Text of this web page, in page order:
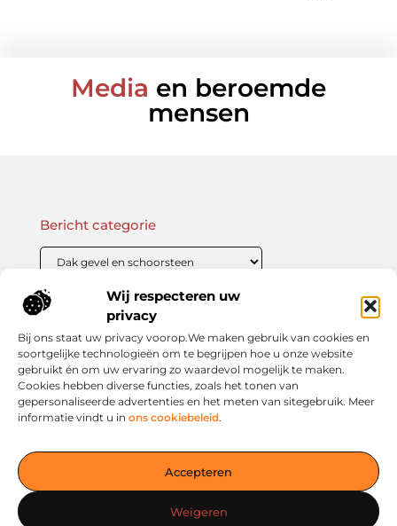
Wij respecteren uw
privacy
Bij ons staat uw privacy voorop.We maken gebruik van cookies en
soortgelijke technologieën om te begrijpen hoe u onze website
gebruikt én om uw ervaring zo waardevol mogelijk te maken.
Cookies hebben diverse functies, zoals het tonen van
gepersonaliseerde advertenties en het meten van sitegebruik. Meer
informatie vindt u in ons cookiebeleid.
Accepteren
Weigeren
Media en beroemde
mensen
— Verken prikkelende blogs, slimme inzichten en praktische
tips voor een bewuster en slimmer leven. Alles overzichtelijk
verzameld op één platform. Begin vandaag nog op living-
smart.nl!
Onze informatie
Bericht categorie